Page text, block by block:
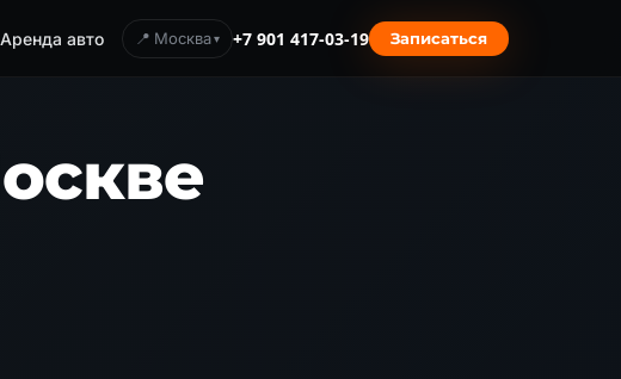
Аренда авто 📍 Москва +7 901 417-03-19 Записаться